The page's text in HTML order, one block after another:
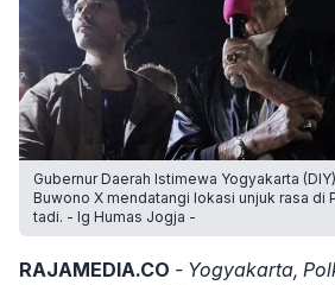
Gubernur Daerah Istimewa Yogyakarta
Buwono X mendatangi lokasi unjuk rasa di
tadi. - Ig Humas Jogja -
RAJAMEDIA.CO - Yogyakarta,